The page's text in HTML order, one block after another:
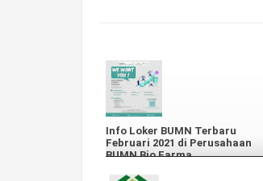
Info Loker BUMN Terbaru
Februari 2021 di Perusahaan
BUMN Bio Farma